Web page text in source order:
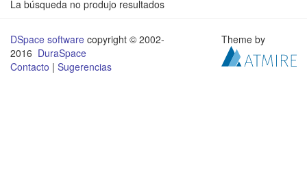
La búsqueda no produjo resultados
DSpace software copyright © 2002-
2016 DuraSpace
Contacto | Sugerencias
Theme by